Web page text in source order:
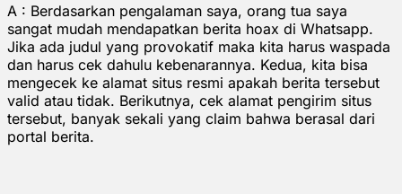
A : Berdasarkan pengalaman saya, orang tua saya
sangat mudah mendapatkan berita hoax di Whatsapp.
Jika ada judul yang provokatif maka kita harus waspada
dan harus cek dahulu kebenarannya. Kedua, kita bisa
mengecek ke alamat situs resmi apakah berita tersebut
valid atau tidak. Berikutnya, cek alamat pengirim situs
tersebut, banyak sekali yang claim bahwa berasal dari
portal berita.